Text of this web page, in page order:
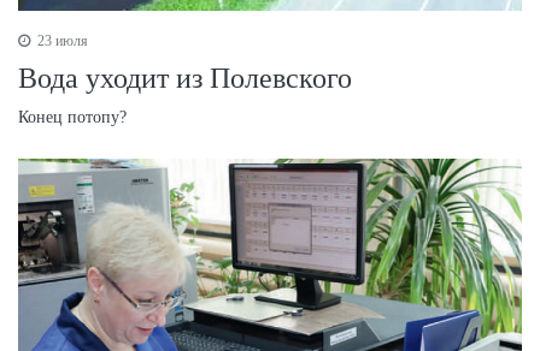
23 июля
Вода уходит из Полевского
Конец потопу?